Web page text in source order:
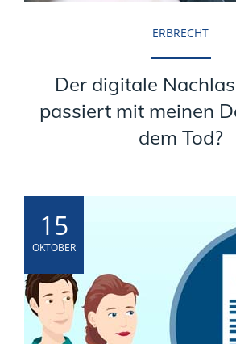
ERBRECHT
Der digitale
passiert mit meinen
dem Tod?
15
OKTOBER